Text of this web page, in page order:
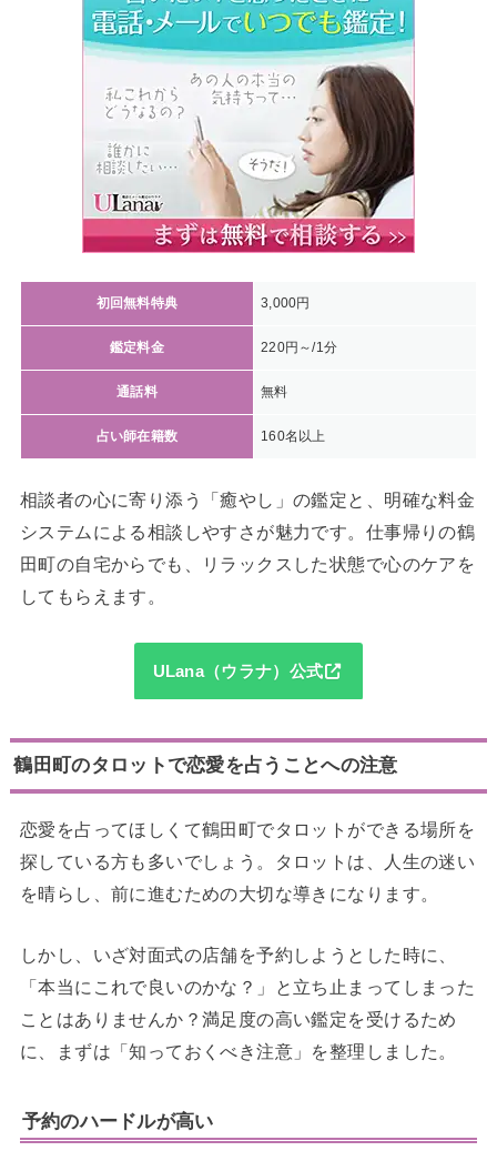
初回無料特典 3,000円
鑑定料金 220円～/1分
通話料 無料
占い師在籍数 160名以上
相談者の心に寄り添う「癒やし」の鑑定と、明確な料金
システムによる相談しやすさが魅力です。仕事帰りの鶴
田町の自宅からでも、リラックスした状態で心のケアを
してもらえます。
ULana（ウラナ）公式
鶴田町のタロットで恋愛を占うことへの注意
恋愛を占ってほしくて鶴田町でタロットができる場所を
探している方も多いでしょう。タロットは、人生の迷い
を晴らし、前に進むための大切な導きになります。
しかし、いざ対面式の店舗を予約しようとした時に、
「本当にこれで良いのかな？」と立ち止まってしまった
ことはありませんか？満足度の高い鑑定を受けるため
に、まずは「知っておくべき注意」を整理しました。
予約のハードルが高い